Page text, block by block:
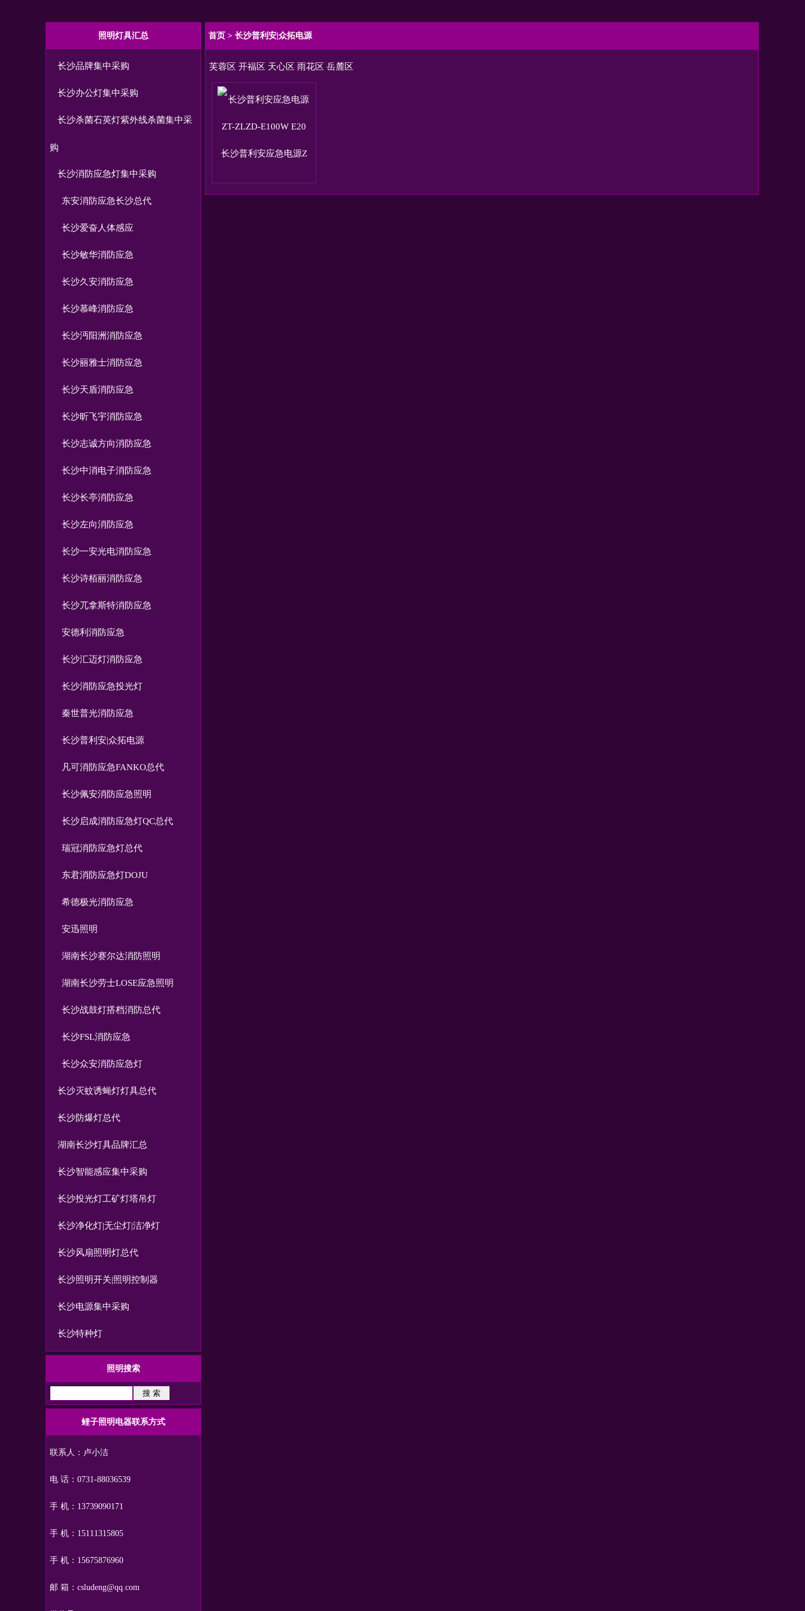
照明灯具汇总
长沙品牌集中采购
长沙办公灯集中采购
长沙杀菌石英灯紫外线杀菌集中采
购
长沙消防应急灯集中采购
东安消防应急长沙总代
长沙爱奋人体感应
长沙敏华消防应急
长沙久安消防应急
长沙慕峰消防应急
长沙沔阳洲消防应急
长沙丽雅士消防应急
长沙天盾消防应急
长沙昕飞宇消防应急
长沙志诚方向消防应急
长沙中消电子消防应急
长沙长亭消防应急
长沙左向消防应急
长沙一安光电消防应急
长沙诗栢丽消防应急
长沙兀拿斯特消防应急
安德利消防应急
长沙汇迈灯消防应急
长沙消防应急投光灯
秦世普光消防应急
长沙普利安|众拓电源
凡可消防应急FANKO总代
长沙佩安消防应急照明
长沙启成消防应急灯QC总代
瑞冠消防应急灯总代
东君消防应急灯DOJU
希德极光消防应急
安迅照明
湖南长沙赛尔达消防照明
湖南长沙劳士LOSE应急照明
长沙战鼓灯搭档消防总代
长沙FSL消防应急
长沙众安消防应急灯
长沙灭蚊诱蝇灯灯具总代
长沙防爆灯总代
湖南长沙灯具品牌汇总
长沙智能感应集中采购
长沙投光灯工矿灯塔吊灯
长沙净化灯|无尘灯|洁净灯
长沙风扇照明灯总代
长沙照明开关|照明控制器
长沙电源集中采购
长沙特种灯
照明搜索
鲤子照明电器联系方式
联系人：卢小洁
电 话：0731-88036539
手 机：13739090171
手 机：15111315805
手 机：15675876960
邮 箱：csludeng@qq.com
首页 > 长沙普利安|众拓电源
芙蓉区 开福区 天心区 雨花区 岳麓区
长沙普利安应急电源Z